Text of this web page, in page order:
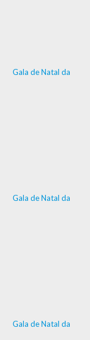
Gala de Natal da
Gala de Natal da
Gala de Natal da